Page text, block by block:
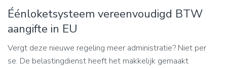
Éénloketsysteem vereenvoudigd BTW
aangifte in EU
Vergt deze nieuwe regeling meer administratie? Niet per
se. De belastingdienst heeft het makkelijk gemaakt